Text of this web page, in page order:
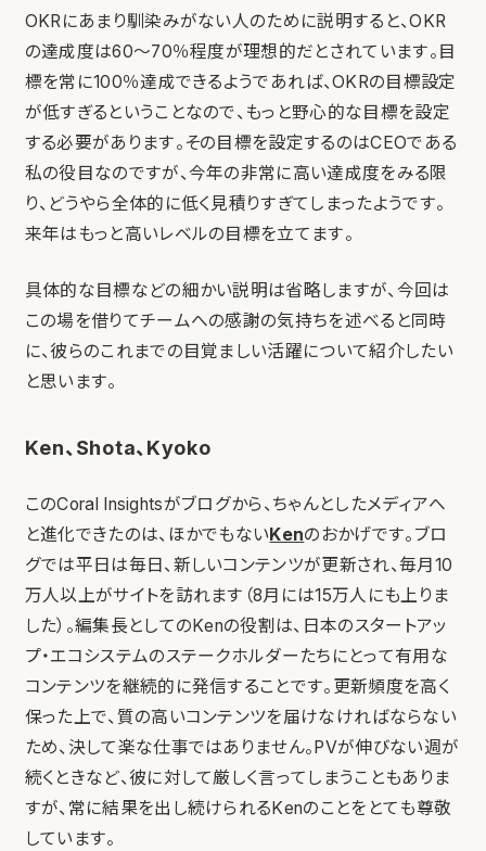
OKRにあまり馴染みがない人のために説明すると、OKR
の達成度は60〜70％程度が理想的だとされています。目
標を常に100％達成できるようであれば、OKRの目標設定
が低すぎるということなので、もっと野心的な目標を設定
する必要があります。その目標を設定するのはCEOである
私の役目なのですが、今年の非常に高い達成度をみる限
り、どうやら全体的に低く見積りすぎてしまったようです。
来年はもっと高いレベルの目標を立てます。
具体的な目標などの細かい説明は省略しますが、今回は
この場を借りてチームへの感謝の気持ちを述べると同時
に、彼らのこれまでの目覚ましい活躍について紹介したい
と思います。
Ken、Shota、Kyoko
このCoral Insightsがブログから、ちゃんとしたメディアへ
と進化できたのは、ほかでもないKenのおかげです。ブロ
グでは平日は毎日、新しいコンテンツが更新され、毎月10
万人以上がサイトを訪れます（8月には15万人にも上りま
した）。編集長としてのKenの役割は、日本のスタートアッ
プ・エコシステムのステークホルダーたちにとって有用な
コンテンツを継続的に発信することです。更新頻度を高く
保った上で、質の高いコンテンツを届けなければならない
ため、決して楽な仕事ではありません。PVが伸びない週が
続くときなど、彼に対して厳しく言ってしまうこともありま
すが、常に結果を出し続けられるKenのことをとても尊敬
しています。